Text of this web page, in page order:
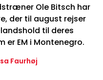
Ole Bitsch har
der til august rejser
til deres
er EM i Montenegro.
Faurhøj